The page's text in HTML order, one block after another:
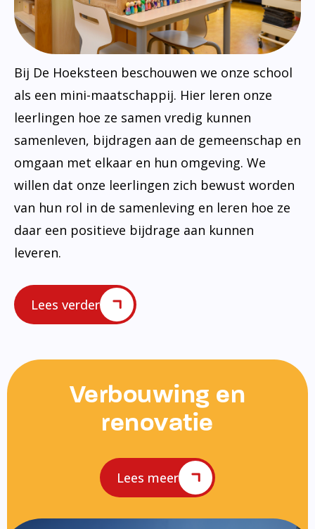
Bij De Hoeksteen beschouwen we onze school
als een mini-maatschappij. Hier leren onze
leerlingen hoe ze samen vredig kunnen
samenleven, bijdragen aan de gemeenschap en
omgaan met elkaar en hun omgeving. We
willen dat onze leerlingen zich bewust worden
van hun rol in de samenleving en leren hoe ze
daar een positieve bijdrage aan kunnen
leveren.
Lees verder
Verbouwing en
renovatie
Lees meer